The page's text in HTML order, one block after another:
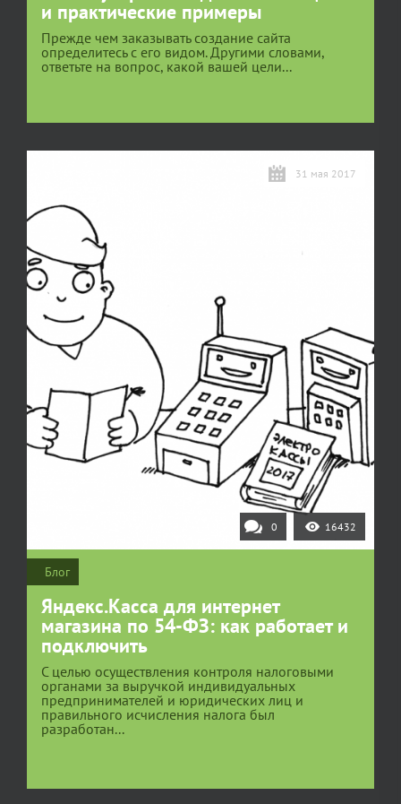
и практические примеры
Прежде чем заказывать создание сайта
определитесь с его видом. Другими словами,
ответьте на вопрос, какой вашей цели...
31 мая 2017
0 16432
Блог
Яндекс.Касса для интернет
магазина по 54-ФЗ: как работает и
подключить
С целью осуществления контроля налоговыми
органами за выручкой индивидуальных
предпринимателей и юридических лиц и
правильного исчисления налога был
разработан...